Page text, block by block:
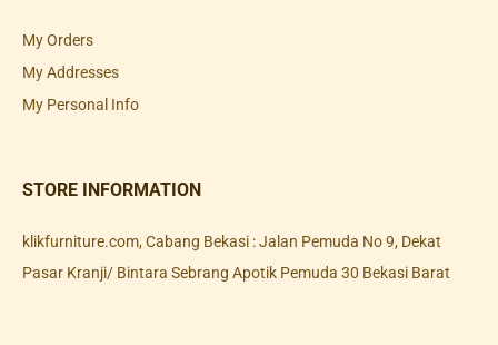
My Orders
My Addresses
My Personal Info
STORE INFORMATION
klikfurniture.com, Cabang Bekasi : Jalan Pemuda No 9, Dekat
Pasar Kranji/ Bintara Sebrang Apotik Pemuda 30 Bekasi Barat